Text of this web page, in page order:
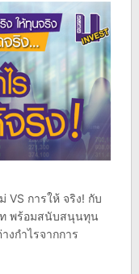
การให้ จริง! กับ
ท พร้อมสนับสนุนทุน
งกำไรจากการ